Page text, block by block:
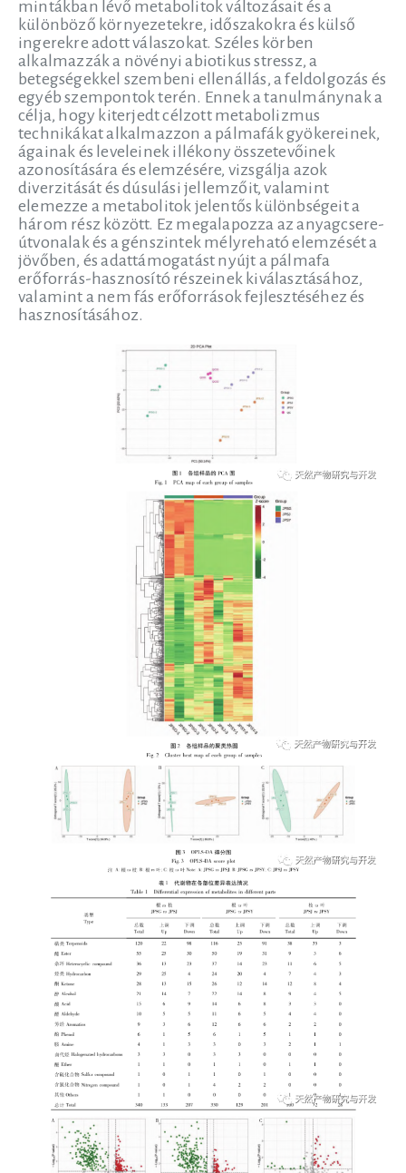
mintákban lévő metabolitok változásait és a
különböző környezetekre, időszakokra és külső
ingerekre adott válaszokat. Széles körben
alkalmazzák a növényi abiotikus stressz, a
betegségekkel szembeni ellenállás, a feldolgozás és
egyéb szempontok terén. Ennek a tanulmánynak a
célja, hogy kiterjedt célzott metabolizmus
technikákat alkalmazzon a pálmafák gyökereinek,
ágainak és leveleinek illékony összetevőinek
azonosítására és elemzésére, vizsgálja azok
diverzitását és dúsulási jellemzőit, valamint
elemezze a metabolitok jelentős különbségeit a
három rész között. Ez megalapozza az anyagcsere-
útvonalak és a génszintek mélyreható elemzését a
jövőben, és adattámogatást nyújt a pálmafa
erőforrás-hasznosító részeinek kiválasztásához,
valamint a nem fás erőforrások fejlesztéséhez és
hasznosításához.